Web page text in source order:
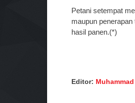
Petani setempat
maupun
hasil panen.(*)
Editor: